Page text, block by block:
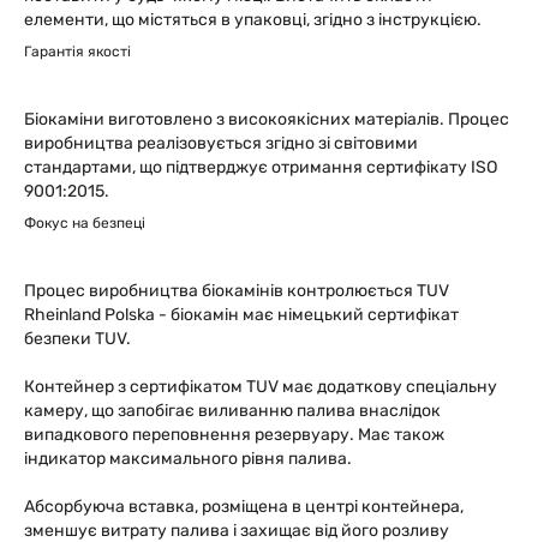
елементи, що містяться в упаковці, згідно з інструкцією.
Гарантія якості
Біокаміни виготовлено з високоякісних матеріалів. Процес
виробництва реалізовується згідно зі світовими
стандартами, що підтверджує отримання сертифікату ISO
9001:2015.
Фокус на безпеці
Процес виробництва біокамінів контролюється TUV
Rheinland Polska - біокамін має німецький сертифікат
безпеки TUV.
Контейнер з сертифікатом TUV має додаткову спеціальну
камеру, що запобігає виливанню палива внаслідок
випадкового переповнення резервуару. Має також
індикатор максимального рівня палива.
Абсорбуюча вставка, розміщена в центрі контейнера,
зменшує витрату палива і захищає від його розливу